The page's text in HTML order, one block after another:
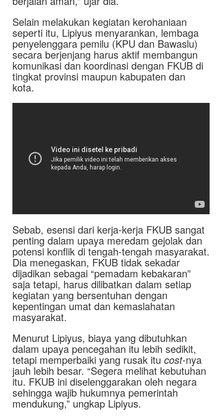
Selain melakukan kegiatan kerohaniaan
seperti itu, Lipiyus menyarankan, lembaga
penyelenggara pemilu (KPU dan Bawaslu)
secara berjenjang harus aktif membangun
komunikasi dan koordinasi dengan FKUB di
tingkat provinsi maupun kabupaten dan
kota.
Sebab, esensi dari kerja-kerja FKUB sangat
penting dalam upaya meredam gejolak dan
potensi konflik di tengah-tengah masyarakat.
Dia menegaskan, FKUB tidak sekadar
dijadikan sebagai “pemadam kebakaran”
saja tetapi, harus dilibatkan dalam setiap
kegiatan yang bersentuhan dengan
kepentingan umat dan kemaslahatan
masyarakat.
Menurut Lipiyus, biaya yang dibutuhkan
dalam upaya pencegahan itu lebih sedikit,
tetapi memperbaiki yang rusak itu cost­-nya
jauh lebih besar. “Segera melihat kebutuhan
itu. FKUB ini diselenggarakan oleh negara
sehingga wajib hukumnya pemerintah
mendukung,” ungkap Lipiyus.